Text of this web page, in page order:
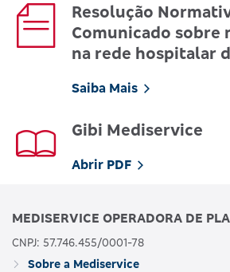
Resolução
Comunicado sobre
na rede hospitalar
Saiba Mais
Gibi Mediservice
Abrir PDF
MEDISERVICE OPERADORA DE
CNPJ: 57.746.455/0001-78
Sobre a Mediservice